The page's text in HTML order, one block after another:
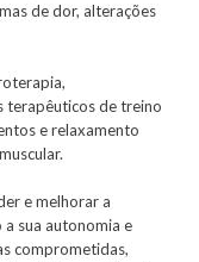
de dor, alterações
terapêuticos de treino
e relaxamento
e melhorar a
sua autonomia e
comprometidas,